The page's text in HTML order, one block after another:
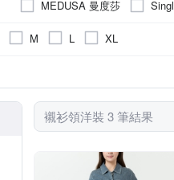
MEDUSA 曼度莎
M L XL
襯衫領洋裝 3 筆結果